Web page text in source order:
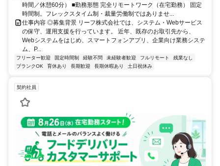
時間／休憩60分） ■勤務形態 完全リモートワーク（在宅勤務） 固定
時間制。フレックスタイム制・裁量労働制ではありませ...
仕事内容 ◎募集背景 リーフ株式会社では、システム・Webサービス
の保守、運用支援を行っています。 近年、既存のお取引先から、
Webシステムをはじめ、スマートフォンアプリ、企業向け業務システ
ム、P...
フリーター歓迎 固定時間制 経験不問 未経験者歓迎 フルリモート
残業なし
ブランクOK
育休あり 長期歓迎 長期休暇あり 土日祝休み
契約社員